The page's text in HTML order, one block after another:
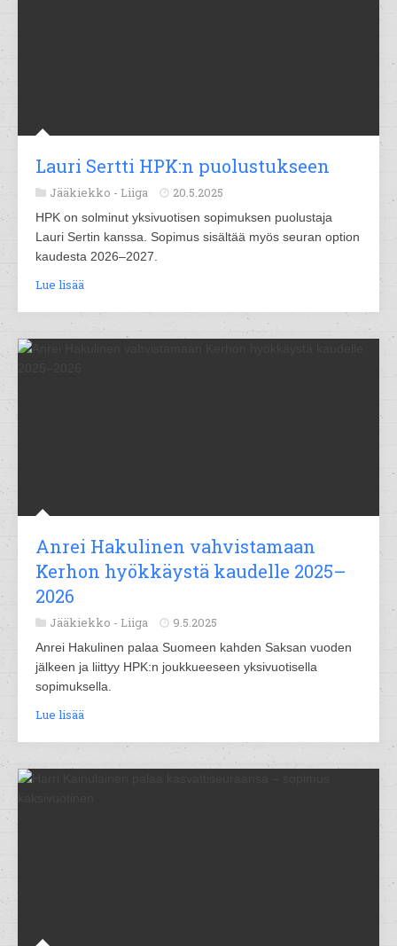
Lauri Sertti HPK:n puolustukseen
Jääkiekko - Liiga 20.5.2025
HPK on solminut yksivuotisen sopimuksen puolustaja
Lauri Sertin kanssa. Sopimus sisältää myös seuran option
kaudesta 2026–2027.
Lue lisää
Anrei Hakulinen vahvistamaan
Kerhon hyökkäystä kaudelle 2025–
2026
Jääkiekko - Liiga 9.5.2025
Anrei Hakulinen palaa Suomeen kahden Saksan vuoden
jälkeen ja liittyy HPK:n joukkueeseen yksivuotisella
sopimuksella.
Lue lisää